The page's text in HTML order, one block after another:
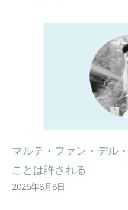
マルテ・ファン・デル
ことは許される
2026年8月8日